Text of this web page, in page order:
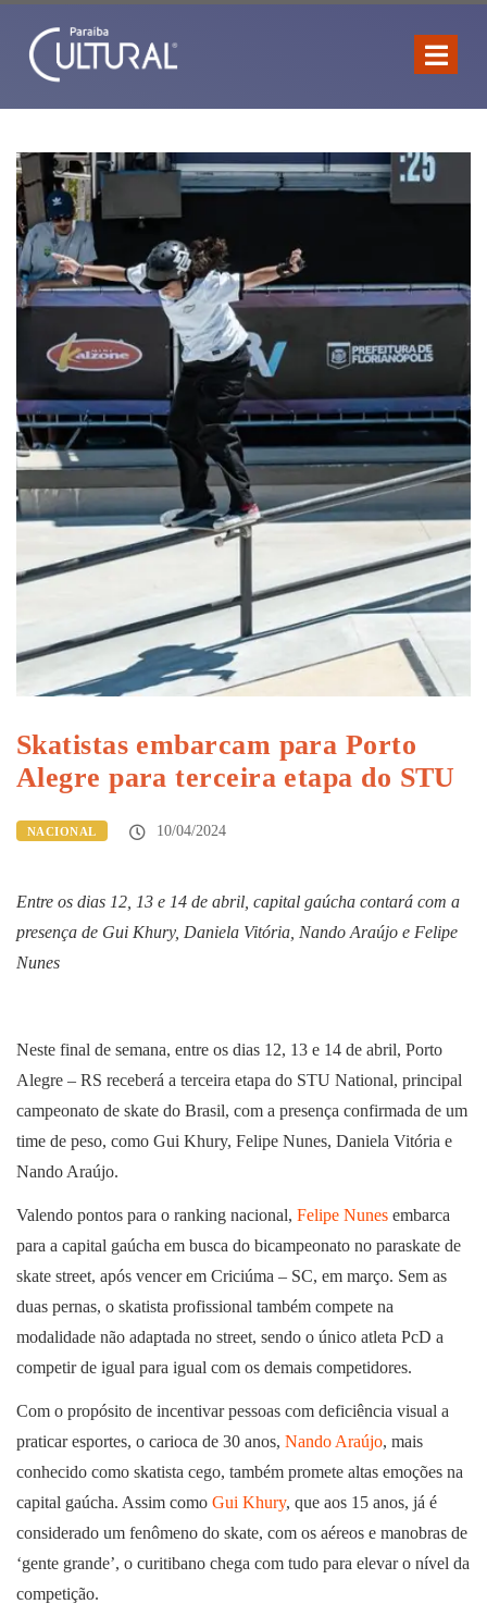
Skatistas embarcam para Porto
Alegre para terceira etapa do STU
NACIONAL 10/04/2024
Entre os dias 12, 13 e 14 de abril, capital gaúcha contará com a
presença de Gui Khury, Daniela Vitória, Nando Araújo e Felipe
Nunes
Neste final de semana, entre os dias 12, 13 e 14 de abril, Porto
Alegre – RS receberá a terceira etapa do STU National, principal
campeonato de skate do Brasil, com a presença confirmada de um
time de peso, como Gui Khury, Felipe Nunes, Daniela Vitória e
Nando Araújo.
Valendo pontos para o ranking nacional, Felipe Nunes embarca
para a capital gaúcha em busca do bicampeonato no paraskate de
skate street, após vencer em Criciúma – SC, em março. Sem as
duas pernas, o skatista profissional também compete na
modalidade não adaptada no street, sendo o único atleta PcD a
competir de igual para igual com os demais competidores.
Com o propósito de incentivar pessoas com deficiência visual a
praticar esportes, o carioca de 30 anos, Nando Araújo, mais
conhecido como skatista cego, também promete altas emoções na
capital gaúcha. Assim como Gui Khury, que aos 15 anos, já é
considerado um fenômeno do skate, com os aéreos e manobras de
‘gente grande’, o curitibano chega com tudo para elevar o nível da
competição.